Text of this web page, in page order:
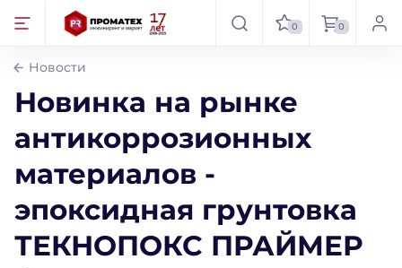
0 0
Новости
Новинка на рынке
антикоррозионных
материалов -
эпоксидная грунтовка
ТЕКНОПОКС ПРАЙМЕР